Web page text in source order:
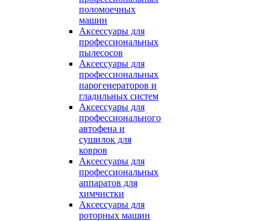
поломоечных
машин
Аксессуары для
профессиональных
пылесосов
Аксессуары для
профессиональных
парогенераторов и
гладильных систем
Аксессуары для
профессионального
автофена и
сушилок для
ковров
Аксессуары для
профессиональных
аппаратов для
химчистки
Аксессуары для
роторных машин